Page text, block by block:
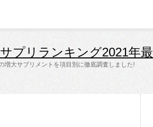
プリランキング2021年
増大サプリメントを項目別に徹底調査しました!